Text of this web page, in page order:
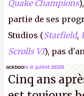
Quake Champions
partie de ses
Studios (Starfield,
Scrolls VI), pas
Microsoft, mais le
de nombreux
ackboole 6 juillet 2026
Cinq ans